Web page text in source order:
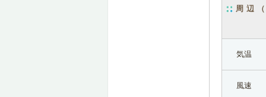
周辺
気温
風速